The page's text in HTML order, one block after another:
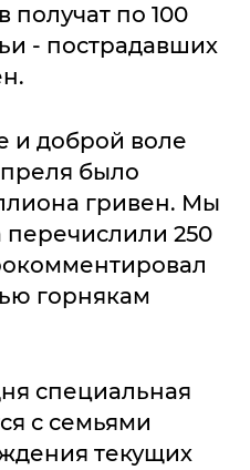
по 100
- пострадавших
и доброй воле
было
гривен. Мы
250
горнякам
специальная
с семьями
текущих